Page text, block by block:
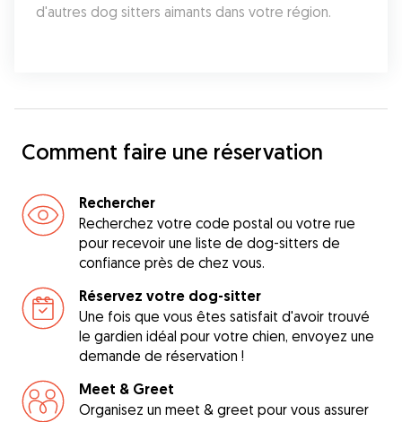
d'autres dog sitters aimants dans votre région.
Comment faire une réservation
Rechercher
Recherchez votre code postal ou votre rue
pour recevoir une liste de dog-sitters de
confiance près de chez vous.
Réservez votre dog-sitter
Une fois que vous êtes satisfait d'avoir trouvé
le gardien idéal pour votre chien, envoyez une
demande de réservation !
Meet & Greet
Organisez un meet & greet pour vous assurer